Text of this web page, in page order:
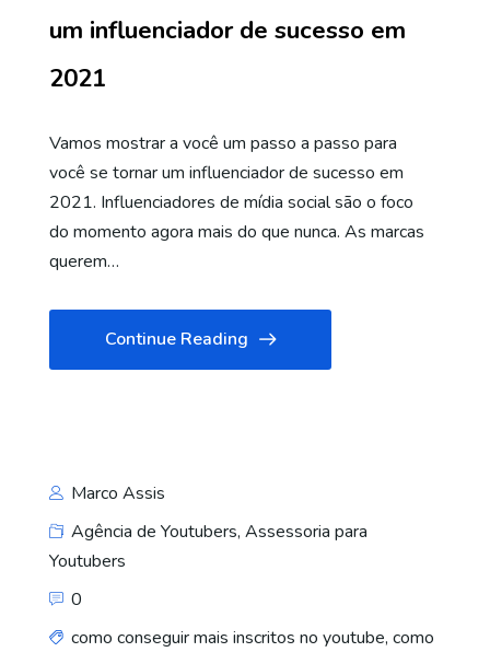
um influenciador de sucesso em
2021
Vamos mostrar a você um passo a passo para
você se tornar um influenciador de sucesso em
2021. Influenciadores de mídia social são o foco
do momento agora mais do que nunca. As marcas
querem…
Continue Reading
Marco Assis
Agência de Youtubers, Assessoria para
Youtubers
0
como conseguir mais inscritos no youtube, como